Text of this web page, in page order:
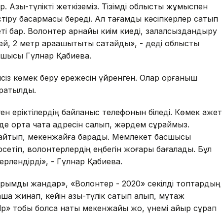
түлікті жеткіземіз. Тізімді облыстық жұмыспен
басқармасы береді. Ал тағамды кәсіпкерлер сатып
бар. Волонтер арнайы киім киеді, залалсыздандыру
2 метр арақашықтықты сақтайды», - деді облыстық
Гүлнар Қабиева.
көмек беру ережесін үйренген. Олар қорғаныш
еріктілердің байланыс телефонын біледі. Көмек қажет
ортақ чатқа адресін салып, жәрдем сұраймыз.
мекенжайға барады. Мемлекет басшысы
волонтерлердің еңбегін жоғары бағалады. Бұл
- Гүлнар Қабиева.
жандар», «Волонтер - 2020» секілді топтардың
жинап, кейін азық-түлік сатып алып, мұқтаж
тобы болса нақты мекенжайы жоқ, үнемі қайыр сұрап